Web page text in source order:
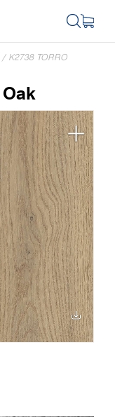
/ K2738 TORRO